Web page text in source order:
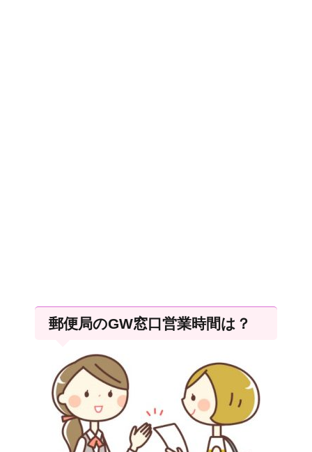
郵便局のGW窓口営業時間は？